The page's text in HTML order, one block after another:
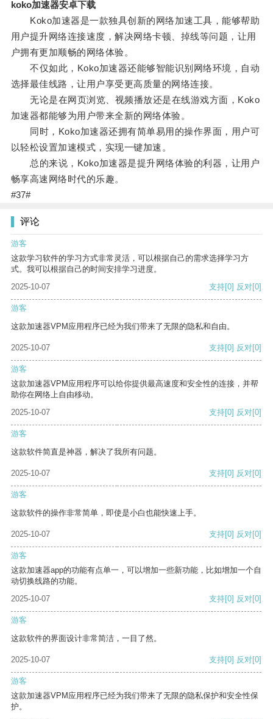
koko加速器安卓下载
Koko加速器是一款独具创新的网络加速工具，能够帮助
用户提升网络连接速度，解决网络卡顿、掉线等问题，让用
户拥有更加顺畅的网络体验。
不仅如此，Koko加速器还能够智能识别网络环境，自动
选择最佳线路，让用户享受更高质量的网络连接。
无论是在网页浏览、视频播放还是在线游戏方面，Koko
加速器都能够为用户带来全新的网络体验。
同时，Koko加速器还拥有简单易用的操作界面，用户可
以轻松设置加速模式，实现一键加速。
总的来说，Koko加速器是提升网络体验的利器，让用户
畅享高速网络时代的乐趣。
#37#
评论
游客
这款学习软件的学习方式非常灵活，可以根据自己的需求选择学习方
式。我可以根据自己的时间安排学习进度。
2025-10-07
支持[0] 反对[0]
游客
这款加速器VPM应用程序已经为我们带来了无限的隐私和自由。
2025-10-07 支持[0] 反对[0]
游客
这款加速器VPM应用程序可以给你提供最高速度和安全性的连接，并帮
助你在网络上自由移动。
2025-10-07
支持[0] 反对[0]
游客
这款软件简直是神器，解决了我所有问题。
2025-10-07 支持[0] 反对[0]
游客
这款软件的操作非常简单，即使是小白也能快速上手。
2025-10-07 支持[0] 反对[0]
游客
这款加速器app的功能有点单一，可以增加一些新功能，比如增加一个自
动切换线路的功能。
2025-10-07
支持[0] 反对[0]
游客
这款软件的界面设计非常简洁，一目了然。
2025-10-07 支持[0] 反对[0]
游客
这款加速器VPM应用程序已经为我们带来了无限的隐私保护和安全性保
护。